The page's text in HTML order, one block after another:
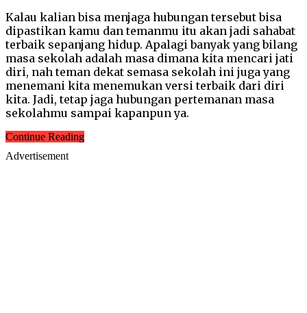
Kalau kalian bisa menjaga hubungan tersebut bisa
dipastikan kamu dan temanmu itu akan jadi sahabat
terbaik sepanjang hidup. Apalagi banyak yang bilang
masa sekolah adalah masa dimana kita mencari jati
diri, nah teman dekat semasa sekolah ini juga yang
menemani kita menemukan versi terbaik dari diri
kita. Jadi, tetap jaga hubungan pertemanan masa
sekolahmu sampai kapanpun ya.
Continue Reading
Advertisement